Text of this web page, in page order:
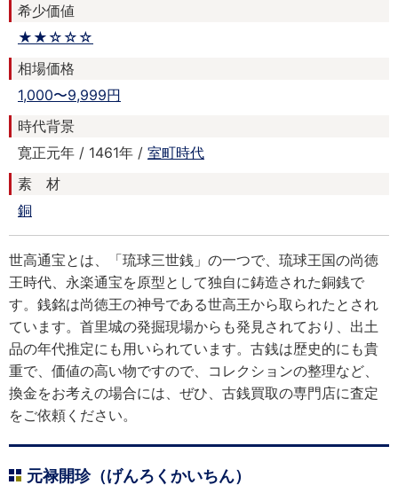
希少価値
★★☆☆☆
相場価格
1,000〜9,999円
時代背景
寛正元年 / 1461年 / 室町時代
素 材
銅
世高通宝とは、「琉球三世銭」の一つで、琉球王国の尚徳
王時代、永楽通宝を原型として独自に鋳造された銅銭で
す。銭銘は尚徳王の神号である世高王から取られたとされ
ています。首里城の発掘現場からも発見されており、出土
品の年代推定にも用いられています。古銭は歴史的にも貴
重で、価値の高い物ですので、コレクションの整理など、
換金をお考えの場合には、ぜひ、古銭買取の専門店に査定
をご依頼ください。
元禄開珍（げんろくかいちん）